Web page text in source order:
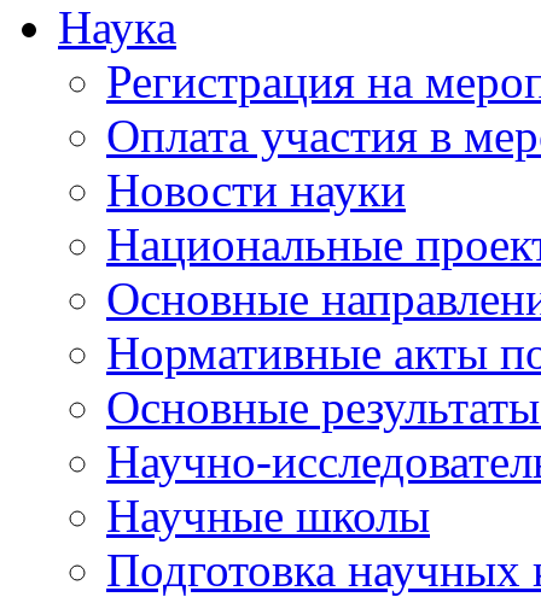
Наука
Регистрация на
Оплата участия в
Новости науки
Национальные
Основные
Нормативные акты
Основные
Научно-
Научные школы
Подготовка научных